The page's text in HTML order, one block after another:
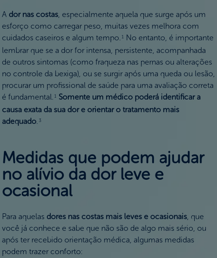
A dor nas costas, especialmente aquela que surge após um
esforço como carregar peso, muitas vezes melhora com
cuidados caseiros e algum tempo. 1
No entanto, é importante
lembrar que se a dor for intensa, persistente, acompanhada
de outros sintomas (como fraqueza nas pernas ou alterações
no controle da bexiga), ou se surgir após uma queda ou lesão,
procurar um profissional de saúde para uma avaliação correta
é fundamental. 1
Somente um médico poderá identificar a
causa exata da sua dor e orientar o tratamento mais
adequado. 3
Medidas que podem ajudar
no alívio da dor leve e
ocasional
Para aquelas dores nas costas mais leves e ocasionais, que
você já conhece e sabe que não são de algo mais sério, ou
após ter recebido orientação médica, algumas medidas
podem trazer conforto: